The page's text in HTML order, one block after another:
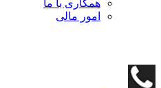
همکاری با ما
امور مالی